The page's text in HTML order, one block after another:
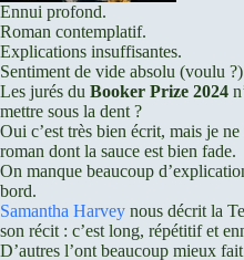
Ennui profond.
Roman contemplatif.
Explications insuffisantes.
Sentiment de vide absolu (voulu ?)
Les jurés du Booker Prize 2024
mettre sous la dent ?
Oui c’est très bien écrit, mais je
roman dont la sauce est bien fade.
On manque beaucoup
bord.
Samantha Harvey nous décrit la
son récit : c’est long, répétitif et
D’autres l’ont beaucoup mieux